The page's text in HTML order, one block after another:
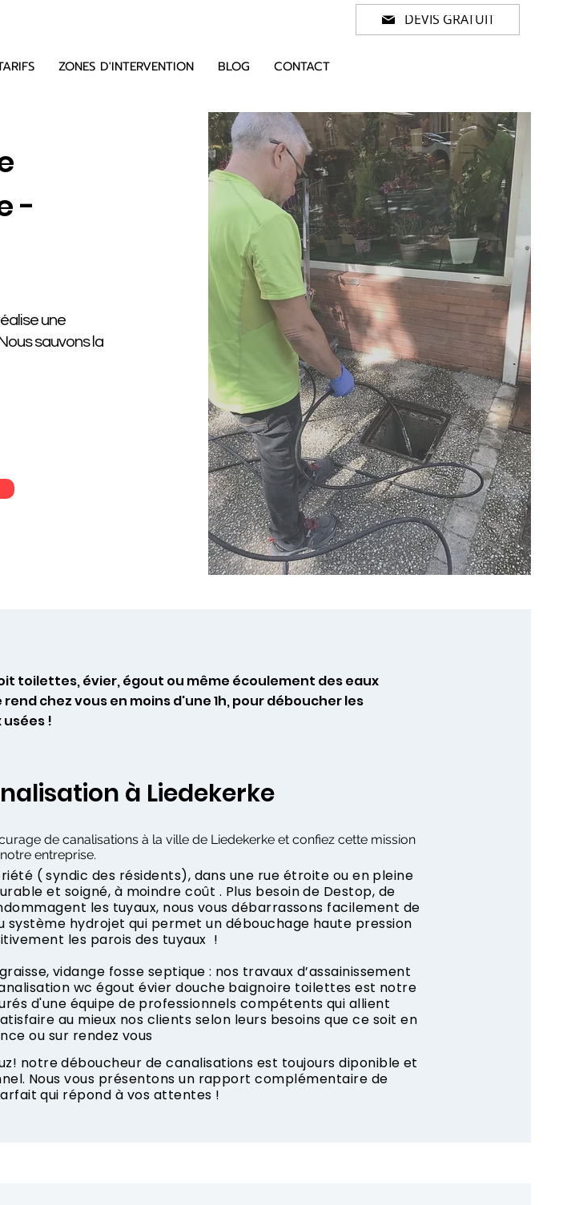
DEVIS GRATUIT
ZONES D'INTERVENTION BLOG CONTACT
-
une
sauvons la
toilettes, évier, égout ou même écoulement des eaux
chez vous en moins d'une 1h, pour déboucher les
!
à Liedekerke
de canalisations à la ville de Liedekerke et confiez cette mission
entreprise.
( syndic des résidents), dans une rue étroite ou en pleine
et soigné, à moindre coût . Plus besoin de Destop, de
les tuyaux, nous vous débarrassons facilement de
hydrojet qui permet un débouchage haute pression
les parois des tuyaux !
vidange fosse septique : nos travaux d’assainissement
wc égout évier douche baignoire toilettes est notre
d'une équipe de professionnels compétents qui allient
au mieux nos clients selon leurs besoins que ce soit en
ou sur rendez vous
notre déboucheur de canalisations est toujours diponible et
Nous vous présentons un rapport complémentaire de
qui répond à vos attentes !